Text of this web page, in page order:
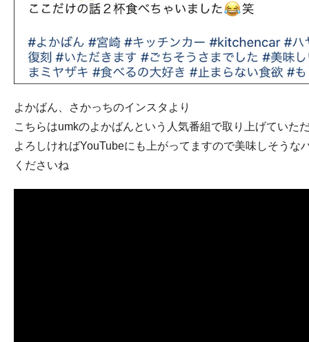
よかばん、さかっちのインスタより
こちらはumkのよかばんという人気番組で取り上げていた
よろしければYouTubeにも上がってますので美味しそうな
くださいね